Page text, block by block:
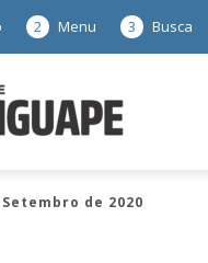
2 Menu 3 Busca
de 2020